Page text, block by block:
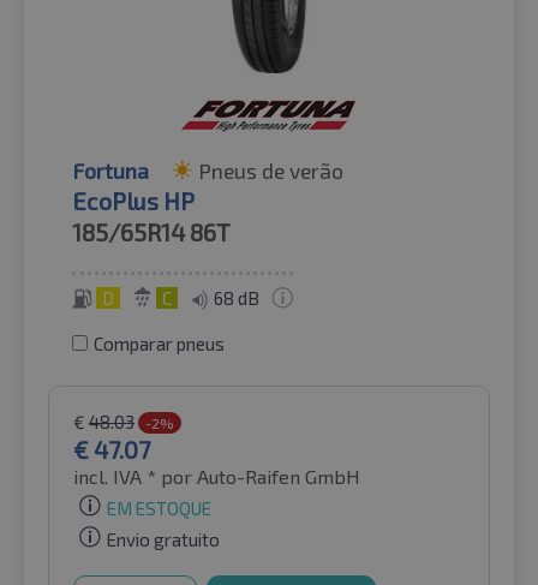
Fortuna Pneus de verão
EcoPlus HP
185/65R14 86T
D C 68 dB
Comparar pneus
€ 48.03 -2%
€ 47.07
incl. IVA * por Auto-Raifen GmbH
EM ESTOQUE
Envio gratuito